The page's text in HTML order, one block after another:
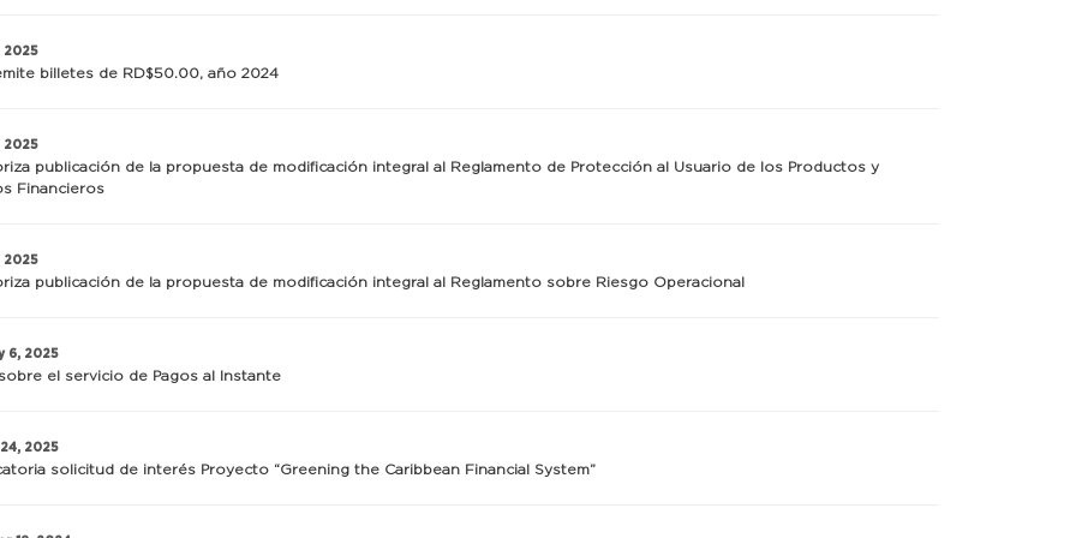
2025
billetes de RD$50.00, año 2024
2025
publicación de la propuesta de modificación integral al Reglamento de Protección al Usuario de los Productos y
Financieros
2025
publicación de la propuesta de modificación integral al Reglamento sobre Riesgo Operacional
6, 2025
el servicio de Pagos al Instante
2025
solicitud de interés Proyecto “Greening the Caribbean Financial System”